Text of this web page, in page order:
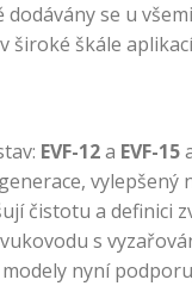
se u všemi
široké škále
EVF-12a EVF-15
čistotu a definici
s
nyní